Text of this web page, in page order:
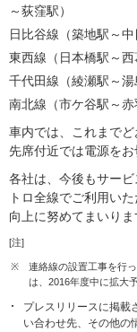
～荻窪駅）
日比谷線（築地駅～中
東西線（日本橋駅～西
千代田線（綾瀬駅～湯
南北線（市ケ谷駅～赤
車内では、これまで
先席付近では電源をお
各社は、今後もサー
トロ全線でご利用い
向上に努めてまいりま
[注]
※
連絡線の設置工事を行
は、2016年度中に拡大
プレスリリースに掲載
い合わせ先、その他の